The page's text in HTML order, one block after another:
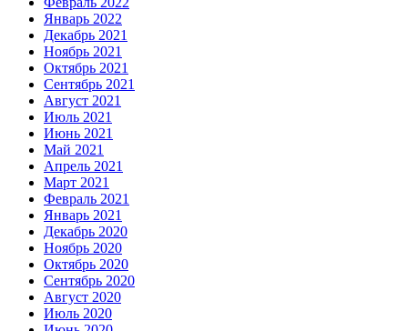
Январь 2022
Декабрь 2021
Ноябрь 2021
Октябрь 2021
Сентябрь 2021
Август 2021
Июль 2021
Июнь 2021
Май 2021
Апрель 2021
Март 2021
Февраль 2021
Январь 2021
Декабрь 2020
Ноябрь 2020
Октябрь 2020
Сентябрь 2020
Август 2020
Июль 2020